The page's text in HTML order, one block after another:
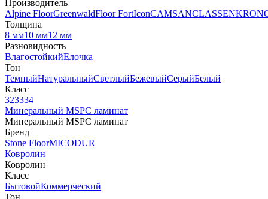
Производитель
Alpine FloorGreenwaldFloor FortIconCAMSANCLASSEN
Толщина
8 мм10 мм12 мм
Разновидность
ВлагостойкийЕлочка
Тон
ТемныйНатуральныйСветлыйБежевыйСерыйБелый
Класс
323334
Минеральный MSPC ламинат
Минеральный MSPC ламинат
Бренд
Stone FloorMICODUR
Ковролин
Ковролин
Класс
БытовойКоммерческий
Тон